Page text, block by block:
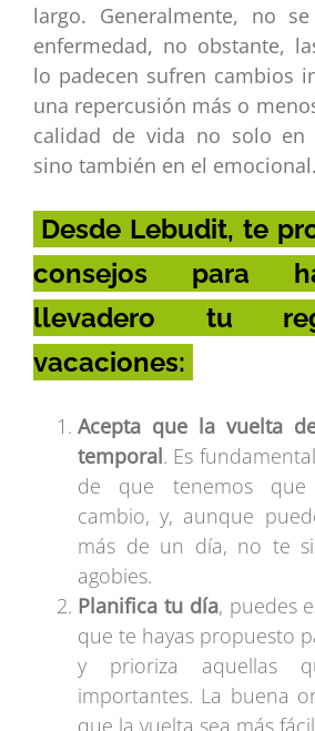
largo. Generalmente, no
enfermedad, no obstante,
lo padecen sufren cambios
una repercusión más o
calidad de vida no solo en
sino también en el emocional.
Desde Lebudit, te
consejos para
llevadero tu
vacaciones:
Acepta que la vuelta
temporal. Es
de que tenemos que
cambio, y, aunque
más de un día, no te
agobies.
Planifica tu día, puedes
que te hayas propuesto
y prioriza aquellas
importantes. La buena
que la vuelta sea más fácil.